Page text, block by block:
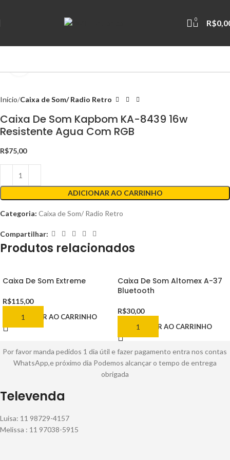
0 R$
Início Caixa de Som/ Radio Retro
Caixa De Som Kapbom KA-8439 16w
Resistente Agua Com RGB
R$75,00
ADICIONAR AO CARRINHO
Categoria: Caixa de Som/ Radio Retro
Compartilhar:
Produtos relacionados
Caixa De Som Extreme
R$115,00
ADICIONAR AO CARRINHO
Caixa De Som Altomex A-37
Bluetooth
R$30,00
ADICIONAR AO CARRINHO
Por favor manda pedidos 1 dia útil e fazer pagamento entra nos contas
WhatsApp,e próximo dia Podemos alcançar o tempo de entrega
obrigada
Televenda
Luisa: 11 98729-4157
Melissa : 11 97038-5915